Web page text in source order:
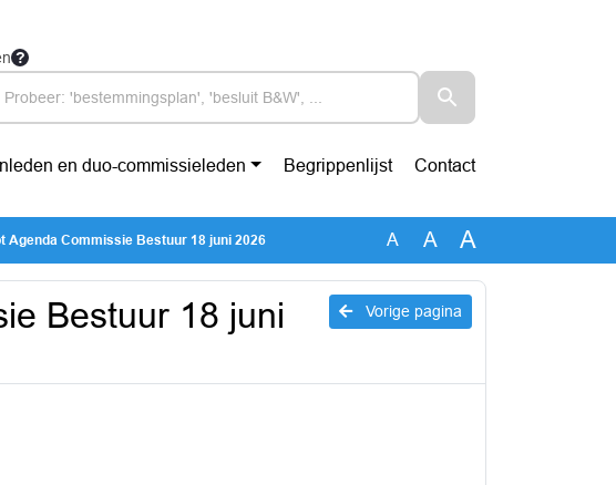
en duo-commissieleden Begrippenlijst Contact
Agenda Commissie Bestuur 18 juni 2026 A A A
Vorige pagina
Bestuur 18 juni